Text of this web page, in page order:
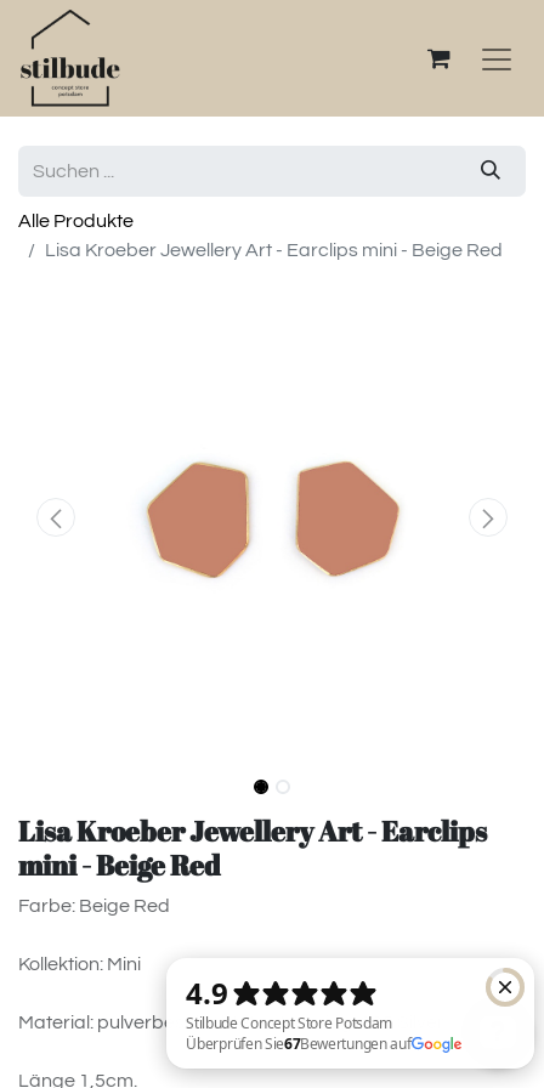
Alle Produkte
Lisa Kroeber Jewellery Art - Earclips mini - Beige Red
Lisa Kroeber Jewellery Art - Earclips
mini - Beige Red
Farbe: Beige Red
Kollektion: Mini
Material: pulverbeschichtetes Messing, 925 Silver
Länge 1,5cm.